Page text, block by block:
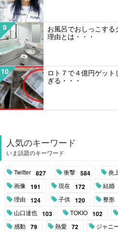
9
お風呂でおしっこす
理由とは・・・
10
ロト７で４億円ゲッ
ぎる・・・
人気のキーワード
いま話題のキーワード
Twitter 827 衝撃 584 炎
画像 191 現在 172 結婚
理由 124 子供 120 整形
山口達也 103 TOKIO 102
感動 79 熱愛 72 ジャニ